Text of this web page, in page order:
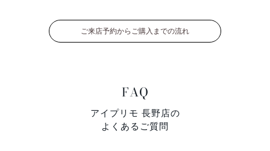
ご来店予約からご購入までの流れ
FAQ
アイプリモ 長野店の
よくあるご質問